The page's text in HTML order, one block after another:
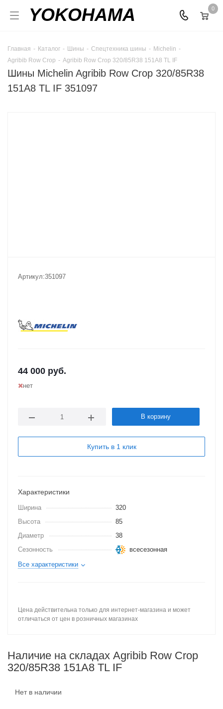
YOKOHAMA 0
Главная - Каталог - Шины - Спецтехника шины - Michelin -
Agribib Row Crop - Agribib Row Crop 320/85R38 151A8 TL IF
Шины Michelin Agribib Row Crop 320/85R38
151A8 TL IF 351097
Артикул:351097
44 000 руб.
нет
В корзину
Купить в 1 клик
Характеристики
Ширина
320
Высота
85
Диаметр
38
Сезонность
всесезонная
Все характеристики
Цена действительна только для интернет-магазина и может
отличаться от цен в розничных магазинах
Наличие на складах Agribib Row Crop
320/85R38 151A8 TL IF
Нет в наличии